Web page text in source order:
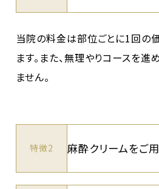
当院の料金は部位ごとに1回の
ます。また、無理やりコースを進
ません。
特徴2 麻酔クリームをご